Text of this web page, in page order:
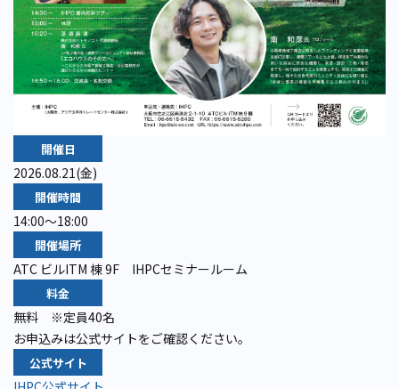
開催日
2026.08.21(金)
開催時間
14:00～18:00
開催場所
ATC ビルITM 棟 9F IHPCセミナールーム
料金
無料 ※定員40名
お申込みは公式サイトをご確認ください。
公式サイト